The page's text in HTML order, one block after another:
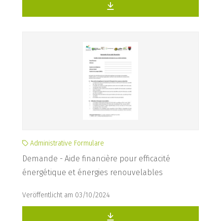
Administrative Formulare
Demande - Aide financière pour efficacité
énergétique et énergies renouvelables
Veröffentlicht am 03/10/2024